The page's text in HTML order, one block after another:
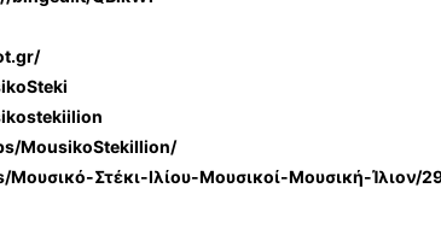
MousikoStekiIlion/
Στέκι-Ιλίου-Μουσικοί-Μουσική-Ίλιον/